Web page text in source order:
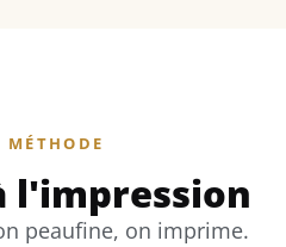
MÉTHODE
l'impression
peaufine, on imprime.